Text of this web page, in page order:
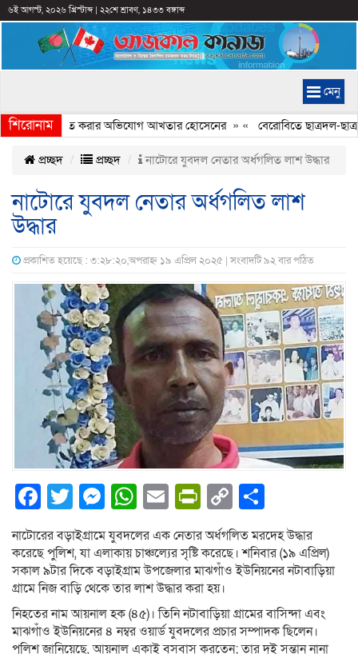
৬ই আগস্ট, ২০২৬ খ্রিস্টাব্দ| ২২শে শ্রাবণ, ১৪৩৩ বঙ্গাব্দ
মেনু
শিরোনাম
ইতিহাস বিকৃত করার অভিযোগ আখতার হোসেনের» « বেরোবিতে ছাত্রদল-
প্রচ্ছদ প্রচ্ছদ নাটোরে যুবদল নেতার অর্ধগলিত লাশ উদ্ধার
নাটোরে যুবদল নেতার অর্ধগলিত লাশ
উদ্ধার
প্রকাশিত হয়েছে : ৩:২৮:২০,অপরাহ্ন ১৯ এপ্রিল ২০২৫ | সংবাদটি ৯২ বার পঠিত
Facebook
Twitter
Messenger
WhatsApp
EmailPrintFriendly
Copy
Link
নাটোরের বড়াইগ্রামে যুবদলের এক নেতার অর্ধগলিত মরদেহ উদ্ধার
করেছে পুলিশ, যা এলাকায় চাঞ্চল্যের সৃষ্টি করেছে। শনিবার (১৯ এপ্রিল)
সকাল ৯টার দিকে বড়াইগ্রাম উপজেলার মাঝগাঁও ইউনিয়নের নটাবাড়িয়া
গ্রামে নিজ বাড়ি থেকে তার লাশ উদ্ধার করা হয়।
নিহতের নাম আয়নাল হক (৪৫)। তিনি নটাবাড়িয়া গ্রামের বাসিন্দা এবং
মাঝগাঁও ইউনিয়নের ৪ নম্বর ওয়ার্ড যুবদলের প্রচার সম্পাদক ছিলেন।
পুলিশ জানিয়েছে, আয়নাল একাই বসবাস করতেন; তার দুই সন্তান নানা